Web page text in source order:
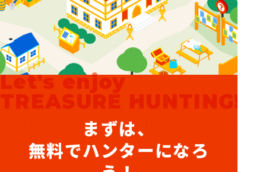
Let's enjoy
TREASURE HUNTING!
まずは、
無料でハンターになろ